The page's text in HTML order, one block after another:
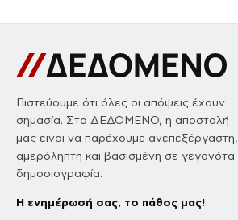
Πιστεύουμε ότι όλες οι απόψεις έχουν
σημασία. Στο ΔΕΔΟΜΕΝΟ, η αποστολή
μας είναι να παρέχουμε ανεπεξέργαστη,
αμερόληπτη και βασισμένη σε γεγονότα
δημοσιογραφία.
Η ενημέρωσή σας, το πάθος μας!